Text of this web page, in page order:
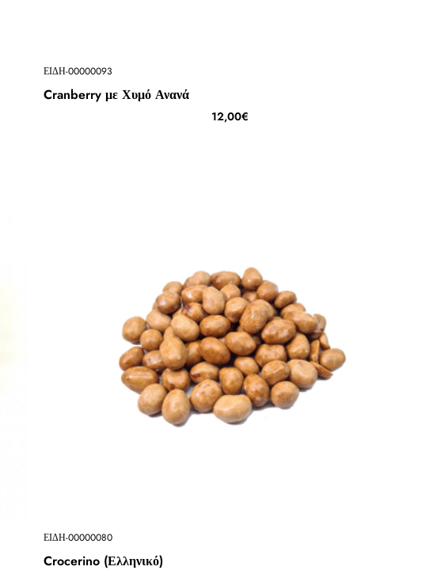
ΕΙΔΗ-00000093
Cranberry με Χυμό Ανανά
12,00€
ΕΙΔΗ-00000080
Crocerino (Ελληνικό)